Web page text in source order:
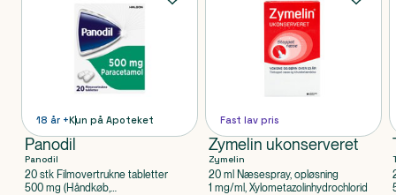
18 år +Kun på Apoteket
Panodil
Panodil
20 stk Filmovertrukne tabletter
500 mg (Håndkøb,
Fast lav pris
Zymelin ukonserveret
Zymelin
20 ml Næsespray, opløsning
1 mg/ml, Xylometazolinhydrochlorid